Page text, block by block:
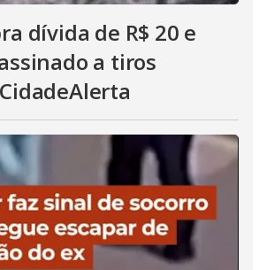
dívida de R$ 20 e
a tiros